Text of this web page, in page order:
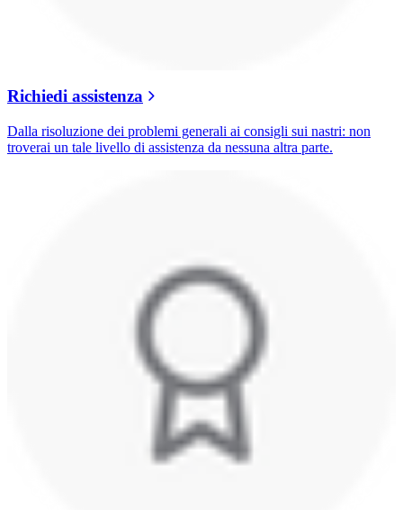
Richiedi assistenza
Dalla risoluzione dei problemi generali ai consigli sui nastri: non
troverai un tale livello di assistenza da nessuna altra parte.